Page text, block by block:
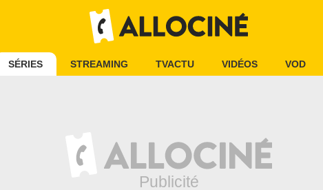
SÉRIES STREAMING TVACTU VIDÉOS VOD